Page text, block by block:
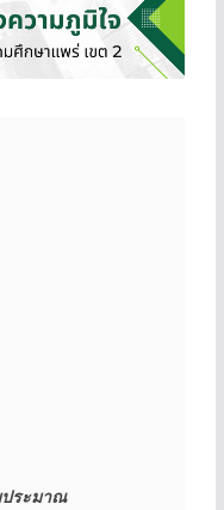
ประมาณ